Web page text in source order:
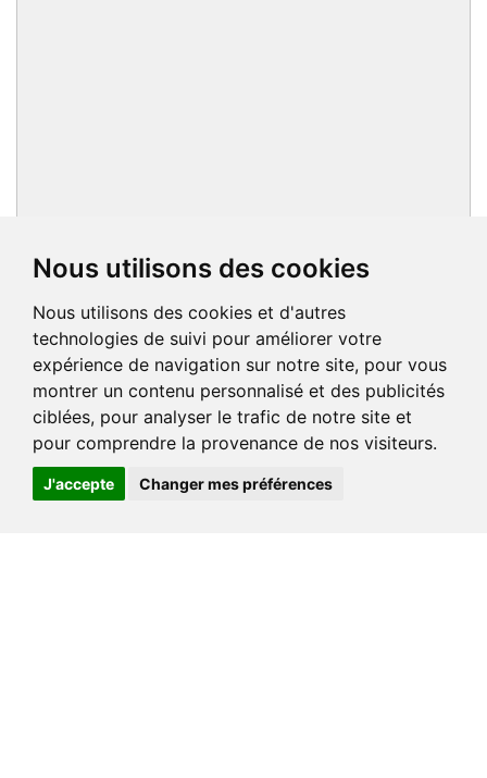
Nous utilisons des cookies
Nous utilisons des cookies et d'autres
technologies de suivi pour améliorer votre
expérience de navigation sur notre site, pour vous
montrer un contenu personnalisé et des publicités
ciblées, pour analyser le trafic de notre site et
pour comprendre la provenance de nos visiteurs.
J'accepte Changer mes préférences